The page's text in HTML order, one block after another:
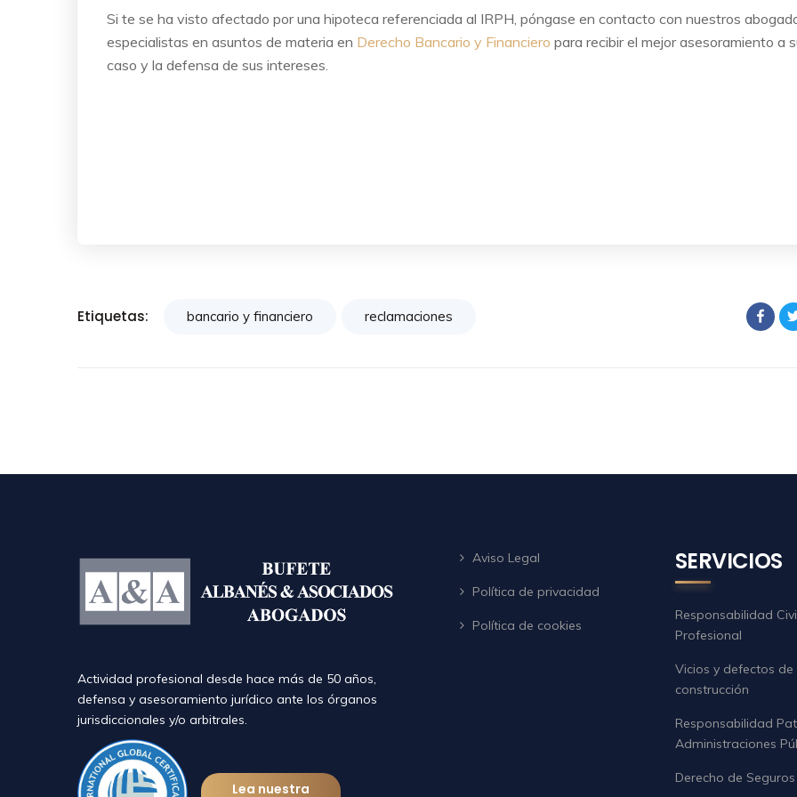
Si te se ha visto afectado por una hipoteca referenciada al IRPH, póngase en contacto con nuestros
especialistas en asuntos de materia en Derecho Bancario y Financiero para recibir el mejor asesoramiento a
caso y la defensa de sus intereses.
Etiquetas: bancario y financiero reclamaciones
Actividad profesional desde hace más de 50 años,
defensa y asesoramiento jurídico ante los órganos
jurisdiccionales y/o arbitrales.
Lea nuestra
Aviso Legal
Política de privacidad
Política de cookies
SERVICIOS
Responsabilidad
Profesional
Vicios y defectos de
construcción
Responsabilidad
Administraciones
Derecho de Seguros